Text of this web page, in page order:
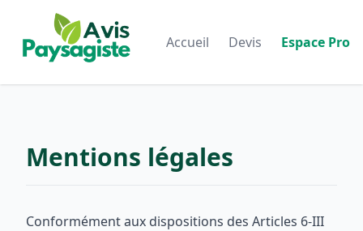
Accueil Devis Espace Pro
Mentions légales
Conformément aux dispositions des Articles 6-III